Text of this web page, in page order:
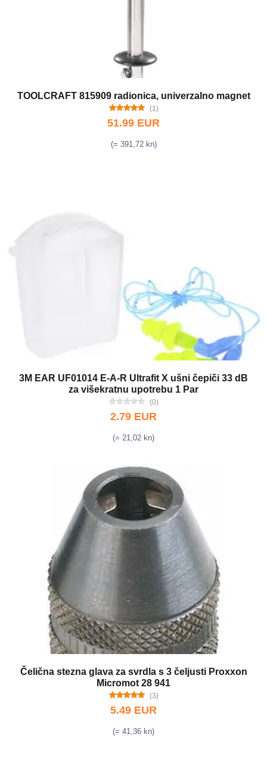
TOOLCRAFT 815909 radionica, univerzalno magnet
(1)
51.99 EUR
(= 391,72 kn)
3M EAR UF01014 E-A-R Ultrafit X ušni čepiči 33 dB
za višekratnu upotrebu 1 Par
(0)
2.79 EUR
(= 21,02 kn)
Čelična stezna glava za svrdla s 3 čeljusti Proxxon
Micromot 28 941
(3)
5.49 EUR
(= 41,36 kn)